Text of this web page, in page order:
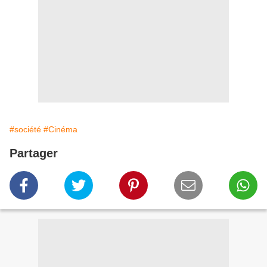
#société #Cinéma
Partager